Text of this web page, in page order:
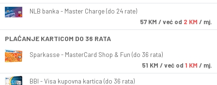
NLB banka - Master Charge (do 24 rate)
57 KM / već od 2 KM / mj.
PLAĆANJE KARTICOM DO 36 RATA
Sparkasse - MasterCard Shop & Fun (do 36 rata)
51 KM / već od 1 KM / mj.
BBI - Visa kupovna kartica (do 36 rata)